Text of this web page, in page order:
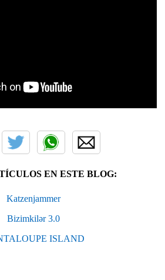
EN ESTE BLOG:
Katzenjammer
Bizimkilər 3.0
ISLAND